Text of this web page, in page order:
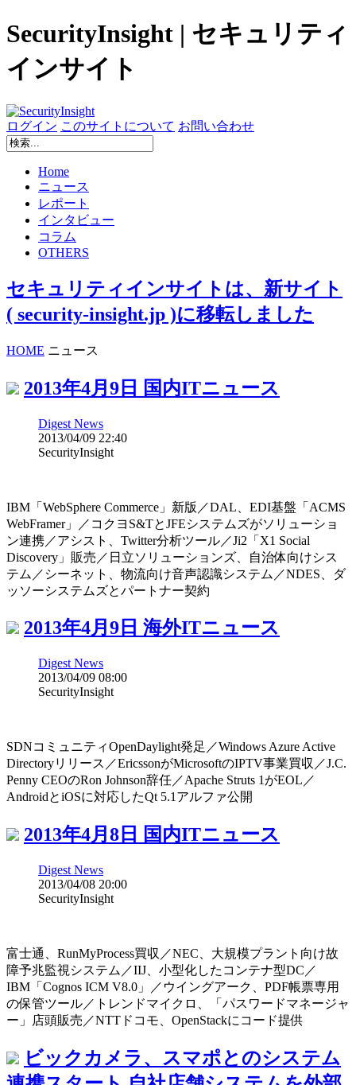
SecurityInsight | セキュリティ
インサイト
ログイン このサイトについて お問い合わせ
Home
ニュース
レポート
インタビュー
コラム
OTHERS
セキュリティインサイトは、新サイト
( security-insight.jp )に移転しました
HOME ニュース
2013年4月9日 国内ITニュース
Digest News
2013/04/09 22:40
SecurityInsight
IBM「WebSphere Commerce」新版／DAL、EDI基盤「ACMS
WebFramer」／コクヨS&TとJFEシステムズがソリューショ
ン連携／アシスト、Twitter分析ツール／Ji2「X1 Social
Discovery」販売／日立ソリューションズ、自治体向けシス
テム／シーネット、物流向け音声認識システム／NDES、ダ
ッソーシステムズとパートナー契約
2013年4月9日 海外ITニュース
Digest News
2013/04/09 08:00
SecurityInsight
SDNコミュニティOpenDaylight発足／Windows Azure Active
Directoryリリース／EricssonがMicrosoftのIPTV事業買収／J.C.
Penny CEOのRon Johnson辞任／Apache Struts 1がEOL／
AndroidとiOSに対応したQt 5.1アルファ公開
2013年4月8日 国内ITニュース
Digest News
2013/04/08 20:00
SecurityInsight
富士通、RunMyProcess買収／NEC、大規模プラント向け故
障予兆監視システム／IIJ、小型化したコンテナ型DC／
IBM「Cognos ICM V8.0」／ウイングアーク、PDF帳票専用
の保管ツール／トレンドマイクロ、「パスワードマネージャ
ー」店頭販売／NTTドコモ、OpenStackにコード提供
ビックカメラ、スマポとのシステム